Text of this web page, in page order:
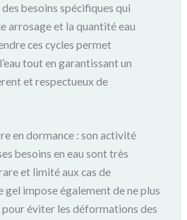
besoins spécifiques qui
arrosage et la quantité eau
ces cycles permet
tout en garantissant un
et respectueux de
en dormance : son activité
besoins en eau sont très
et limité aux cas de
gel impose également de ne plus
pour éviter les déformations des